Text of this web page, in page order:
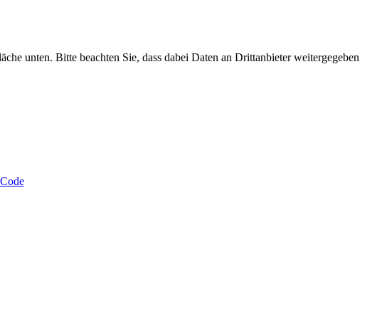
unten. Bitte beachten Sie, dass dabei Daten an Drittanbieter weitergegeben